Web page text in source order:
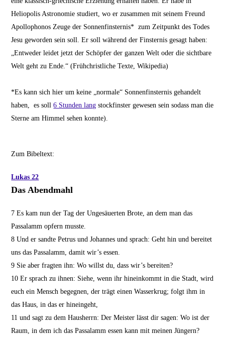
Heliopolis Astronomie studiert, wo er zusammen mit seinem Freund
Apollophonos Zeuge der Sonnenfinsternis* zum Zeitpunkt des Todes
Jesu geworden sein soll. Er soll während der Finsternis gesagt haben:
„Entweder leidet jetzt der Schöpfer der ganzen Welt oder die sichtbare
Welt geht zu Ende.“ (Frühchristliche Texte, Wikipedia)
*Es kann sich hier um keine „normale“ Sonnenfinsternis gehandelt
haben, es soll6 Stunden lang stockfinster gewesen sein sodass man die
Sterne am Himmel sehen konnte).
Zum Bibeltext:
Lukas 22
Das Abendmahl
7Es kam nun der Tag der Ungesäuerten Brote, an dem man das
Passalamm opfern musste.
8Und er sandte Petrus und Johannes und sprach: Geht hin und bereitet
uns das Passalamm, damit wir’s essen.
9 Sie aber fragten ihn: Wo willst du, dass wir’s bereiten?
10Er sprach zu ihnen: Siehe, wenn ihr hineinkommt in die Stadt, wird
euch ein Mensch begegnen, der trägt einen Wasserkrug; folgt ihm in
das Haus, in das er hineingeht,
11und sagt zu dem Hausherrn: Der Meister lässt dir sagen: Wo ist der
Raum, in dem ich das Passalamm essen kann mit meinen Jüngern?